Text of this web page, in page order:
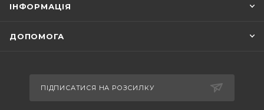
ІНФОРМАЦІЯ
ДОПОМОГА
ПІДПИСАТИСЯ НА РОЗСИЛКУ